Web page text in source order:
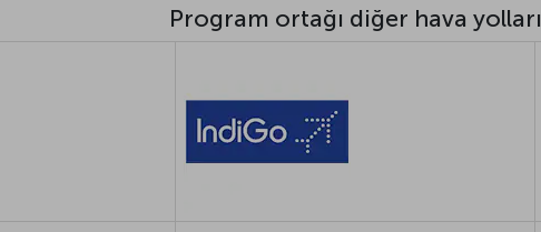
Program ortağı diğer hava yolları